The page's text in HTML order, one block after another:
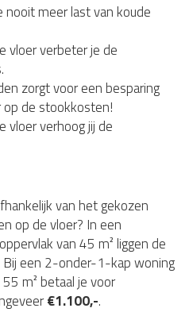
nooit meer last van koude
vloer verbeter je de
zorgt voor een besparing
de stookkosten!
vloer verhoog jij de
van het gekozen
op de vloer? In een
van 45 m² liggen de
Bij een 2-onder-1-kap woning
m² betaal je voor
€1.100,-.